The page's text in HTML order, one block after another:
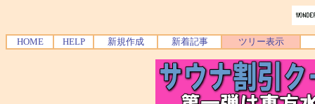
HOME HELP 新規作成 新着記事 ツリー表示